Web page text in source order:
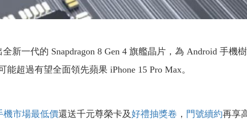
新一代的 Snapdragon 8 Gen 4 旗艦晶片，為 Android 手機
超過有望全面領先蘋果 iPhone 15 Pro Max。
機市場最低價還送千元尊榮卡及好禮抽獎卷 ， 門號續約再享